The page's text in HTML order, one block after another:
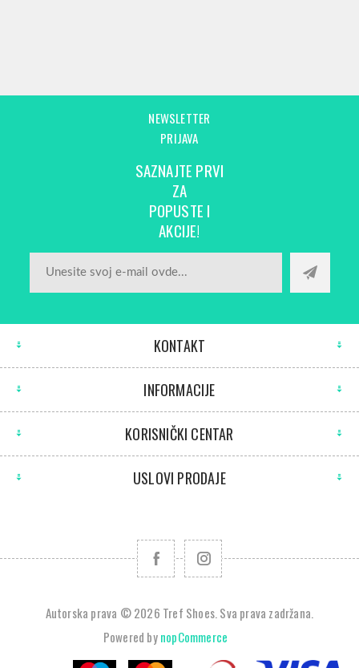
NEWSLETTER
PRIJAVA
SAZNAJTE PRVI
ZA
POPUSTE I
AKCIJE!
KONTAKT
INFORMACIJE
KORISNIČKI CENTAR
USLOVI PRODAJE
Autorska prava © 2026 Tref Shoes. Sva prava zadržana.
Powered bynopCommerce